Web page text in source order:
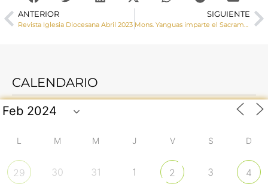
ANTERIOR
Revista Iglesia Diocesana Abril 2023
SIGUIENTE
CALENDARIO
L M M J V S D
29 30 31 1 2 3 4